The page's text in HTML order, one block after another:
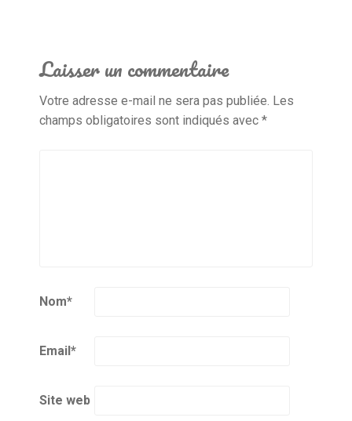
Laisser un commentaire
Votre adresse e-mail ne sera pas publiée. Les
champs obligatoires sont indiqués avec *
Nom*
Email*
Site web